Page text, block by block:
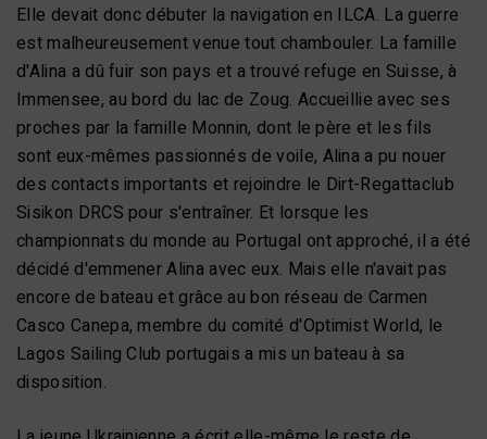
Elle devait donc débuter la navigation en ILCA. La guerre
est malheureusement venue tout chambouler. La famille
d'Alina a dû fuir son pays et a trouvé refuge en Suisse, à
Immensee, au bord du lac de Zoug. Accueillie avec ses
proches par la famille Monnin, dont le père et les fils
sont eux-mêmes passionnés de voile, Alina a pu nouer
des contacts importants et rejoindre le Dirt-Regattaclub
Sisikon DRCS pour s'entraîner. Et lorsque les
championnats du monde au Portugal ont approché, il a été
décidé d'emmener Alina avec eux. Mais elle n'avait pas
encore de bateau et grâce au bon réseau de Carmen
Casco Canepa, membre du comité d'Optimist World, le
Lagos Sailing Club portugais a mis un bateau à sa
disposition.